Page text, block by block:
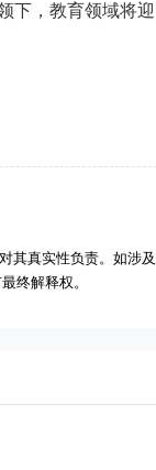
下，教育领域将迎
其真实性负责。如涉及
终解释权。